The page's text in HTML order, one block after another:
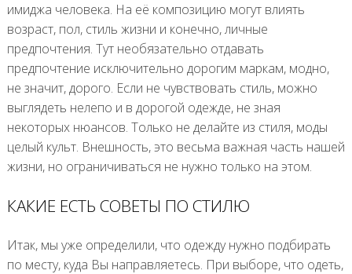
имиджа человека. На её композицию могут влиять
возраст, пол, стиль жизни и конечно, личные
предпочтения. Тут необязательно отдавать
предпочтение исключительно дорогим маркам, модно,
не значит, дорого. Если не чувствовать стиль, можно
выглядеть нелепо и в дорогой одежде, не зная
некоторых нюансов. Только не делайте из стиля, моды
целый культ. Внешность, это весьма важная часть нашей
жизни, но ограничиваться не нужно только на этом.
КАКИЕ ЕСТЬ СОВЕТЫ ПО СТИЛЮ
Итак, мы уже определили, что одежду нужно подбирать
по месту, куда Вы направляетесь. При выборе, что одеть,